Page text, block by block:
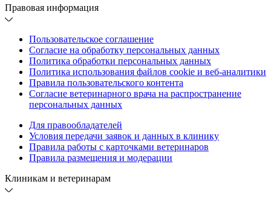
Правовая информация
Пользовательское соглашение
Согласие на обработку персональных данных
Политика обработки персональных данных
Политика использования файлов cookie и веб-аналитики
Правила пользовательского контента
Согласие ветеринарного врача на распространение
персональных данных
Для правообладателей
Условия передачи заявок и данных в клинику
Правила работы с карточками ветеринаров
Правила размещения и модерации
Клиникам и ветеринарам